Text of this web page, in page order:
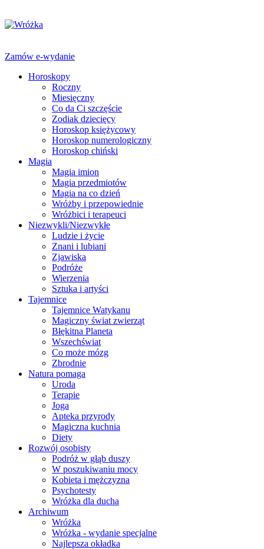
Zamów e-wydanie
Horoskopy
Roczny
Miesięczny
Co da Ci szczęście
Zodiak dziecięcy
Horoskop księżycowy
Horoskop numerologiczny
Horoskop chiński
Magia
Magia imion
Magia przedmiotów
Magia na co dzień
Wróżby i przepowiednie
Wróżbici i terapeuci
Niezwykli/Niezwykłe
Ludzie i życie
Znani i lubiani
Zjawiska
Podróże
Wierzenia
Sztuka i artyści
Tajemnice
Tajemnice Watykanu
Magiczny świat zwierząt
Błękitna Planeta
Wszechświat
Co może mózg
Zbrodnie
Natura pomaga
Uroda
Terapie
Joga
Apteka przyrody
Magiczna kuchnia
Diety
Rozwój osobisty
Podróż w głąb duszy
W poszukiwaniu mocy
Kobieta i mężczyzna
Psychotesty
Wróżka dla ducha
Archiwum
Wróżka
Wróżka - wydanie specjalne
Najlepsza okładka